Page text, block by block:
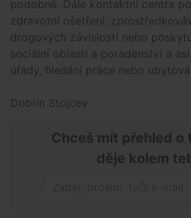
podobně. Dále kontaktní centra
zdravotní ošetření,
drogových závislostí nebo
sociální oblasti a poradenství a
úřady, hledání práce nebo
Dobrin Stojcev
Chceš mít přehled o
děje kolem